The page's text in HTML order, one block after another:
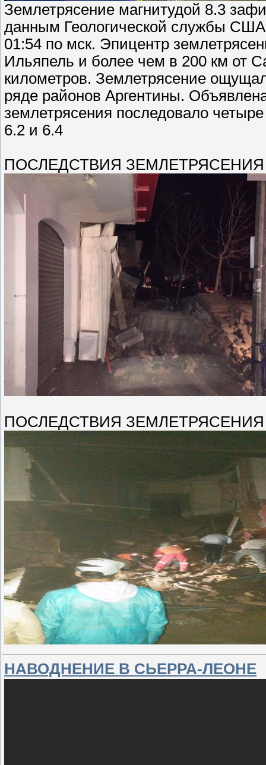
Землетрясение магнитудой 8.3
данным Геологической службы
01:54 по мск. Эпицентр
Ильяпель и более чем в 200 км от
километров. Землетрясение
ряде районов Аргентины.
землетрясения последовало
6.2 и 6.4
ПОСЛЕДСТВИЯ
ПОСЛЕДСТВИЯ
НАВОДНЕНИЕ В СЬЕРРА-ЛЕОНЕ